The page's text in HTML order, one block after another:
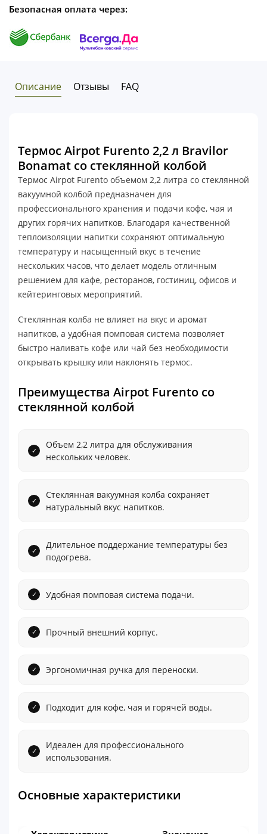
Безопасная оплата через:
Описание Отзывы FAQ
Термос Airpot Furento 2,2 л Bravilor
Bonamat со стеклянной колбой
Термос Airpot Furento объемом 2,2 литра со стеклянной
вакуумной колбой предназначен для
профессионального хранения и подачи кофе, чая и
других горячих напитков. Благодаря качественной
теплоизоляции напитки сохраняют оптимальную
температуру и насыщенный вкус в течение
нескольких часов, что делает модель отличным
решением для кафе, ресторанов, гостиниц, офисов и
кейтеринговых мероприятий.
Стеклянная колба не влияет на вкус и аромат
напитков, а удобная помповая система позволяет
быстро наливать кофе или чай без необходимости
открывать крышку или наклонять термос.
Преимущества Airpot Furento со
стеклянной колбой
Объем 2,2 литра для обслуживания
нескольких человек.
Стеклянная вакуумная колба сохраняет
натуральный вкус напитков.
Длительное поддержание температуры без
подогрева.
Удобная помповая система подачи.
Прочный внешний корпус.
Эргономичная ручка для переноски.
Подходит для кофе, чая и горячей воды.
Идеален для профессионального
использования.
Основные характеристики